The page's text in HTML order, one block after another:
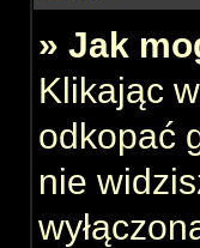
» Jak
Klikając
odkopać
nie